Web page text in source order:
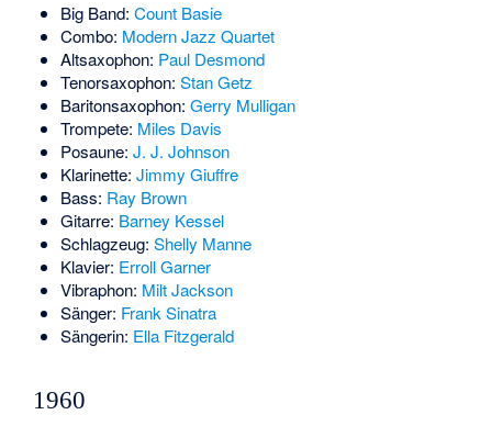
Big Band: Count Basie
Combo: Modern Jazz Quartet
Altsaxophon: Paul Desmond
Tenorsaxophon: Stan Getz
Baritonsaxophon: Gerry Mulligan
Trompete: Miles Davis
Posaune: J. J. Johnson
Klarinette: Jimmy Giuffre
Bass: Ray Brown
Gitarre: Barney Kessel
Schlagzeug: Shelly Manne
Klavier: Erroll Garner
Vibraphon: Milt Jackson
Sänger: Frank Sinatra
Sängerin: Ella Fitzgerald
1960